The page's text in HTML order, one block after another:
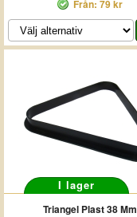
Från: 79 kr
I lager
Triangel Plast 38 Mm